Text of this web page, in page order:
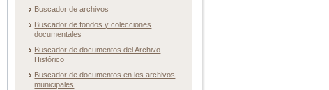
Buscador de archivos
Buscador de fondos y colecciones
documentales
Buscador de documentos del Archivo
Histórico
Buscador de documentos en los archivos
municipales